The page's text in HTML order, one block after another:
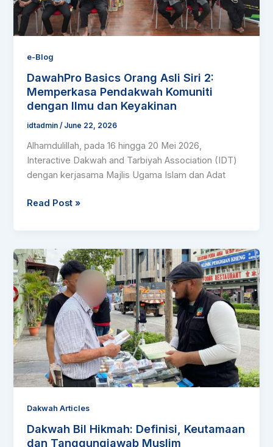
e-Blog
DawahPro Basics Orang Asli Siri 2:
Memperkasa Pendakwah Komuniti
dengan Ilmu dan Keyakinan
idtadmin/ June 22, 2026
Alhamdulillah, pada 16 hingga 20 Mei 2026,
Interactive Dakwah and Tarbiyah Association (IDT)
dengan kerjasama Majlis Ugama Islam dan Adat
Pendakwah
Komuniti
dengan
Keyakinan
Read Post »
Dakwah Articles
Dakwah Bil Hikmah: Definisi, Keutamaan
dan Tanggungjawab Muslim
Dakwah
Bil
Hikmah:
Definisi,
Keutamaan
dan
Tanggungjawab
Muslim